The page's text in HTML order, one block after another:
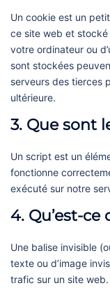
Un cookie est un
ce site web et
votre ordinateur ou
sont stockées
serveurs des tierces
ultérieure.
3. Que sont
Un script est un
fonctionne
exécuté sur notre
4. Qu’est-ce
Une balise invisible
texte ou d’image
trafic sur un site